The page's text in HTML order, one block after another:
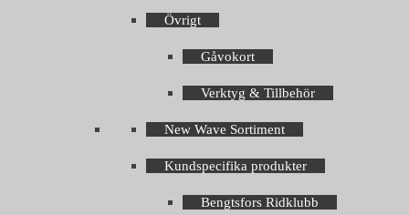
Övrigt
Gåvokort
Verktyg & Tillbehör
New Wave Sortiment
Kundspecifika produkter
Bengtsfors Ridklubb